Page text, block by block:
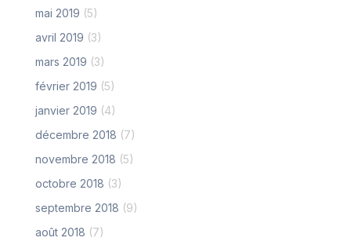
mai 2019 (5)
avril 2019 (3)
mars 2019 (3)
février 2019 (5)
janvier 2019 (4)
décembre 2018 (7)
novembre 2018 (5)
octobre 2018 (3)
septembre 2018 (9)
août 2018 (7)